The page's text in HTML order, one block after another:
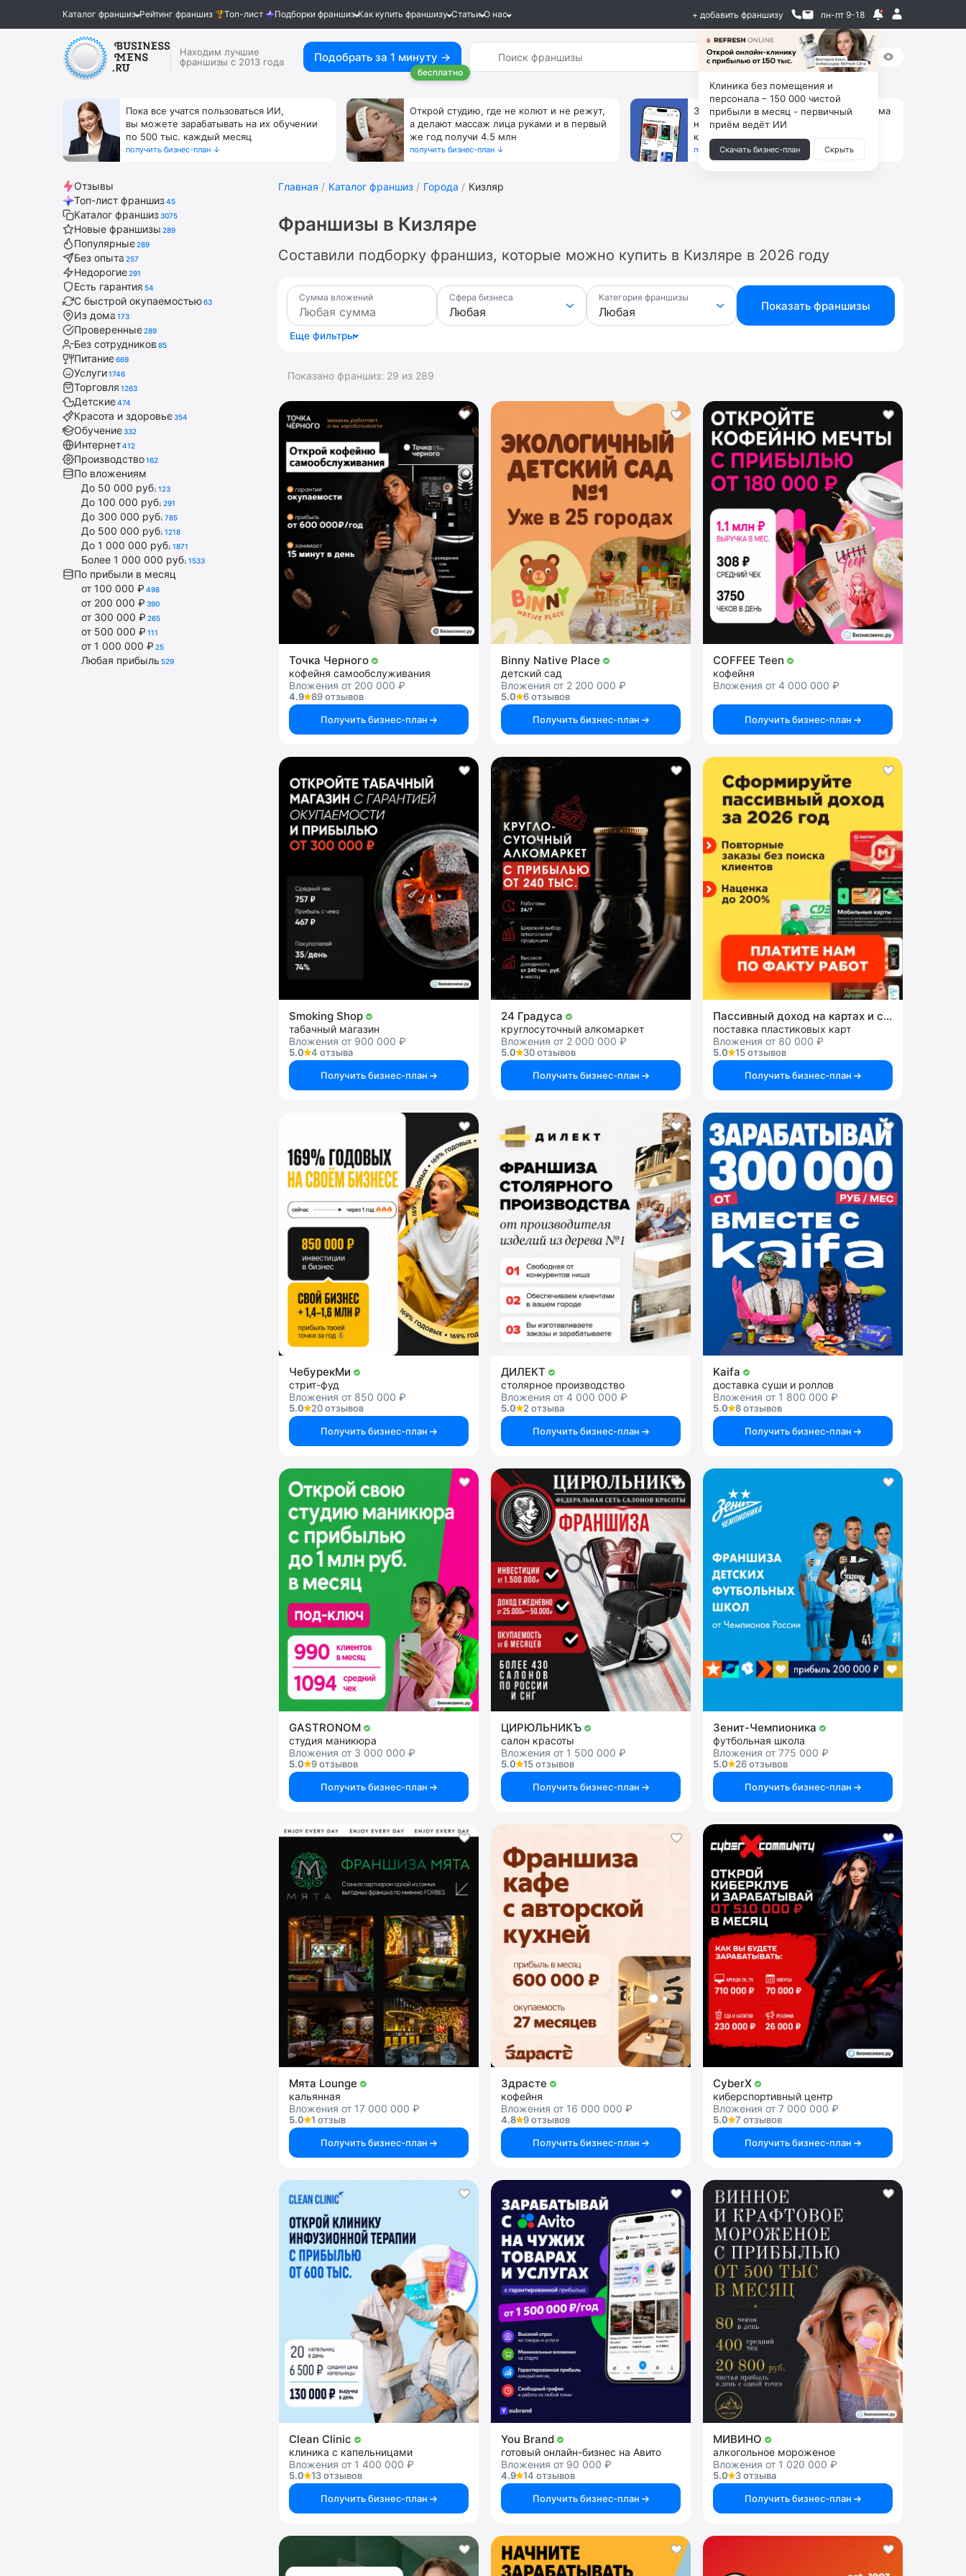
Каталог франшиз Рейтинг франшиз Топ-лист Подборки франшиз Как купить франшизу Статьи О нас + добавить франшизу пн-пт 9-18
Находим лучшие
франшизы с 2013 года
Подобрать за 1 минуту →
бесплатно
Пока все учатся пользоваться ИИ,
вы можете зарабатывать на их обучении
по 500 тыс. каждый месяц
получить бизнес-план ↓
Открой студию, где не колют и не режут,
а делают массаж лица руками и в первый
же год получи 4.5 млн
получить бизнес-план ↓
За 90 тыс. открой магазин на Авито, дома
ни коробок, ни товара, ни склада, зато
каждый месяц +125 тыс. чистыми
получить бизнес-план ↓
Отзывы
Топ-лист франшиз45
Каталог франшиз3075
Новые франшизы 289
Популярные289
Без опыта 257
Недорогие291
Есть гарантия 54
С быстрой окупаемостью63
Из дома 173
Проверенные289
Без сотрудников 85
Питание669
Услуги1746
Торговля 1263
Детские474
Красота и здоровье354
Обучение332
Интернет412
Производство162
По вложениям
До 50 000 руб. 123
До 100 000 руб. 291
До 300 000 руб. 785
До 500 000 руб. 1218
До 1 000 000 руб. 1871
Более 1 000 000 руб. 1533
По прибыли в месяц
от 100 000 ₽ 498
от 200 000 ₽ 390
от 300 000 ₽ 265
от 500 000 ₽ 111
от 1 000 000 ₽ 25
Любая прибыль 529
Главная Каталог франшиз Города Кизляр
Франшизы в Кизляре
Составили подборку франшиз, которые можно купить в Кизляре в 2026 году
Сумма вложений Сфера бизнеса Категория франшизы
Показать франшизы
Еще фильтры
Показано франшиз: 29 из 289
Точка Черного
кофейня самообслуживания
Вложения от 200 000 ₽
4.9
89 отзывов
Получить бизнес-план
Binny Native Place
детский сад
Вложения от 2 200 000 ₽
5.0
6 отзывов
Получить бизнес-план
COFFEE Teen
кофейня
Вложения от 4 000 000 ₽
Получить бизнес-план
Smoking Shop
табачный магазин
Вложения от 900 000 ₽
5.0
4 отзыва
Получить бизнес-план
24 Градуса
круглосуточный алкомаркет
Вложения от 2 000 000 ₽
5.0
30 отзывов
Получить бизнес-план
Пассивный доход на картах и системах
поставка пластиковых карт
Вложения от 80 000 ₽
5.0
15 отзывов
Получить бизнес-план
ЧебурекМи
стрит-фуд
Вложения от 850 000 ₽
5.0
20 отзывов
Получить бизнес-план
ДИЛЕКТ
столярное производство
Вложения от 4 000 000 ₽
5.0
2 отзыва
Получить бизнес-план
Kaifa
доставка суши и роллов
Вложения от 1 800 000 ₽
5.0
8 отзывов
Получить бизнес-план
GASTRONOM
студия маникюра
Вложения от 3 000 000 ₽
5.0
9 отзывов
Получить бизнес-план
ЦИРЮЛЬНИКЪ
салон красоты
Вложения от 1 500 000 ₽
5.0
15 отзывов
Получить бизнес-план
Зенит-Чемпионика
футбольная школа
Вложения от 775 000 ₽
5.0
26 отзывов
Получить бизнес-план
Мята Lounge
кальянная
Вложения от 17 000 000 ₽
5.0
1 отзыв
Получить бизнес-план
Здрасте
кофейня
Вложения от 16 000 000 ₽
4.8
9 отзывов
Получить бизнес-план
CyberX
киберспортивный центр
Вложения от 7 000 000 ₽
5.0
7 отзывов
Получить бизнес-план
Clean Clinic
клиника с капельницами
Вложения от 1 400 000 ₽
5.0
13 отзывов
Получить бизнес-план
You Brand
готовый онлайн-бизнес на Авито
Вложения от 90 000 ₽
4.9
14 отзывов
Получить бизнес-план
МИВИНО
алкогольное мороженое
Вложения от 1 020 000 ₽
5.0
3 отзыва
Получить бизнес-план
Клиника без помещения и
персонала – 150 000 чистой
прибыли в месяц - первичный
приём ведёт ИИ
Скачать бизнес-план Скрыть